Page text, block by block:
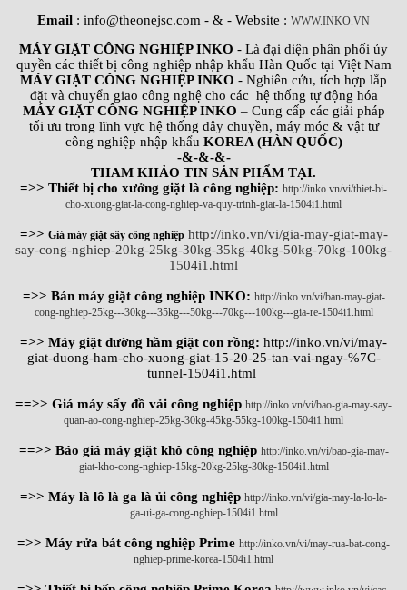
Email : info@theonejsc.com - & - Website : WWW.INKO.VN
MÁY GIẶT CÔNG NGHIỆP INKO - Là đại diện phân phối ủy
quyền các thiết bị công nghiệp nhập khẩu Hàn Quốc tại Việt Nam
MÁY GIẶT CÔNG NGHIỆP INKO - Nghiên cứu, tích hợp lắp
đặt và chuyển giao công nghệ cho các hệ thống tự động hóa
MÁY GIẶT CÔNG NGHIỆP INKO – Cung cấp các giải pháp
tối ưu trong lĩnh vực hệ thống dây chuyền, máy móc & vật tư
công nghiệp nhập khẩu KOREA (HÀN QUỐC)
-&-&-&-
THAM KHẢO TIN SẢN PHẨM TẠI.
=>> Thiết bị cho xưởng giặt là công nghiệp: http://inko.vn/vi/thiet-bi-
cho-xuong-giat-la-cong-nghiep-va-quy-trinh-giat-la-1504i1.html
=>> Giá máy giặt sấy công nghiệp http://inko.vn/vi/gia-may-giat-may-
say-cong-nghiep-20kg-25kg-30kg-35kg-40kg-50kg-70kg-100kg-
1504i1.html
=>> Bán máy giặt công nghiệp INKO: http://inko.vn/vi/ban-may-giat-
cong-nghiep-25kg---30kg---35kg---50kg---70kg---100kg---gia-re-1504i1.html
=>> Máy giặt đường hầm giặt con rồng: http://inko.vn/vi/may-
giat-duong-ham-cho-xuong-giat-15-20-25-tan-vai-ngay-%7C-
tunnel-1504i1.html
==>> Giá máy sấy đồ vải công nghiệp http://inko.vn/vi/bao-gia-may-say-
quan-ao-cong-nghiep-25kg-30kg-45kg-55kg-100kg-1504i1.html
==>> Báo giá máy giặt khô công nghiệp http://inko.vn/vi/bao-gia-may-
giat-kho-cong-nghiep-15kg-20kg-25kg-30kg-1504i1.html
=>> Máy là lô là ga là ủi công nghiệp http://inko.vn/vi/gia-may-la-lo-la-
ga-ui-ga-cong-nghiep-1504i1.html
=>> Máy rửa bát công nghiệp Prime http://inko.vn/vi/may-rua-bat-cong-
nghiep-prime-korea-1504i1.html